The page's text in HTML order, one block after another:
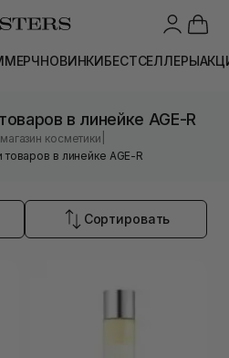
МЕРЧНОВИНКИБЕСТСЕЛЛЕРЫ
в линейке AGE-R
косметики
товаров в линейке AGE-R
Сортировать